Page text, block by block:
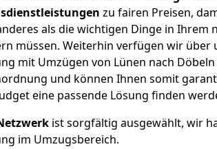
zu fairen Preisen,
als die wichtigen Dinge in Ihrem
müssen. Weiterhin verfügen wir über
mit Umzügen von Lünen nach
und können Ihnen somit
eine passende Lösung finden
ist sorgfältig ausgewählt, wir
im Umzugsbereich.